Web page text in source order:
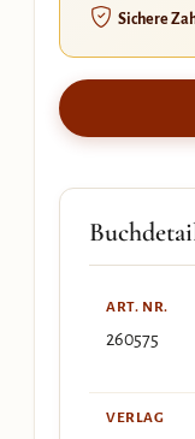
Sichere
ART. NR.
260575
VERLAG